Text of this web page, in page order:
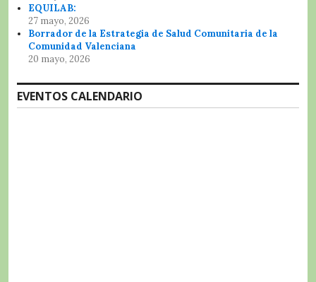
EQUILAB:
27 mayo, 2026
Borrador de la Estrategia de Salud Comunitaria de la
Comunidad Valenciana
20 mayo, 2026
EVENTOS CALENDARIO